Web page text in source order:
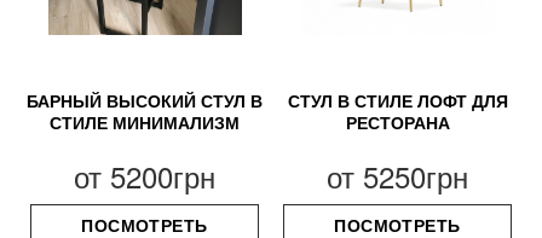
БАРНЫЙ ВЫСОКИЙ СТУЛ В
СТИЛЕ МИНИМАЛИЗМ
от 5200грн
ПОСМОТРЕТЬ
СТУЛ В СТИЛЕ ЛОФТ ДЛЯ
РЕСТОРАНА
от 5250грн
ПОСМОТРЕТЬ